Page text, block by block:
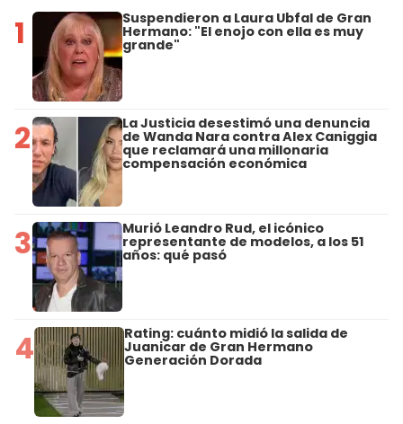
1 Suspendieron a Laura Ubfal de Gran
Hermano: "El enojo con ella es muy
grande"
2 La Justicia desestimó una denuncia
de Wanda Nara contra Alex Caniggia
que reclamará una millonaria
compensación económica
3 Murió Leandro Rud, el icónico
representante de modelos, a los 51
años: qué pasó
4 Rating: cuánto midió la salida de
Juanicar de Gran Hermano
Generación Dorada